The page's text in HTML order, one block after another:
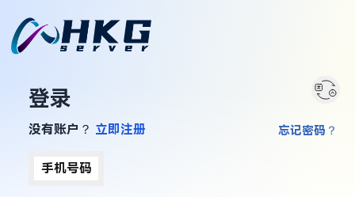
登录
没有账户？ 立即注册
手机号码
忘记密码？